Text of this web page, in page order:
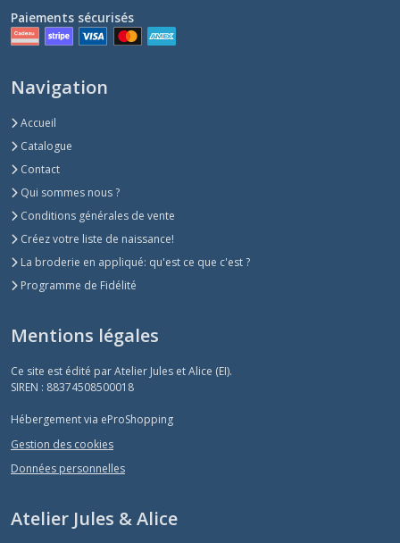
Paiements sécurisés
Navigation
Accueil
Catalogue
Contact
Qui sommes nous ?
Conditions générales de vente
Créez votre liste de naissance!
La broderie en appliqué: qu'est ce que c'est ?
Programme de Fidélité
Mentions légales
Ce site est édité par Atelier Jules et Alice (EI).
SIREN : 88374508500018
Hébergement via eProShopping
Gestion des cookies
Données personnelles
Atelier Jules & Alice